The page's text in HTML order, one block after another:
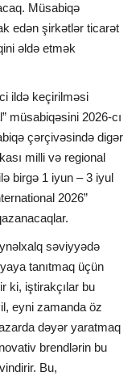
Müsabiqə
edən şirkətlər ticarət
əldə etmək
ildə keçirilməsi
müsabiqəsini 2026-cı
çərçivəsində digər
milli və regional
birgə 1 iyun – 3 iyul
2026”
səviyyədə
tanıtmaq üçün
ki, iştirakçılar bu
eyni zamanda öz
dəyər yaratmaq
brendlərin bu
Bu,